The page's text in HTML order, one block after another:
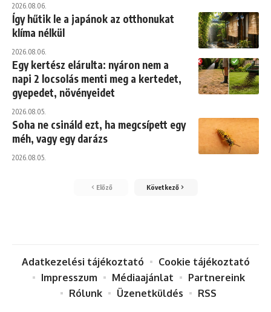
2026.08.06.
Így hűtik le a japánok az otthonukat
klíma nélkül
2026.08.06.
Egy kertész elárulta: nyáron nem a
napi 2 locsolás menti meg a kertedet,
gyepedet, növényeidet
2026.08.05.
Soha ne csináld ezt, ha megcsípett egy
méh, vagy egy darázs
2026.08.05.
Előző Következő
Adatkezelési tájékoztató
Cookie tájékoztató
Impresszum
Médiaajánlat
Partnereink
Rólunk
Üzenetküldés RSS